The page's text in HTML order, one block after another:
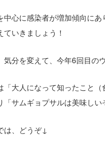
中心に感染者が増加傾向に
ていきましょう！
気分を変えて、今年6回目の
「大人になって知ったこと（
「サムギョプサルは美味しい
は、どうぞ↓